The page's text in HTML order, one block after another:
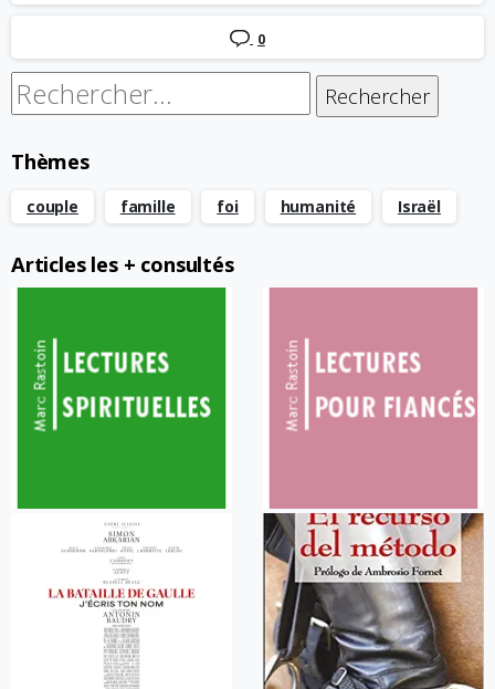
0
Rechercher :
Thèmes
couple famille foi humanité Israël
Articles les + consultés